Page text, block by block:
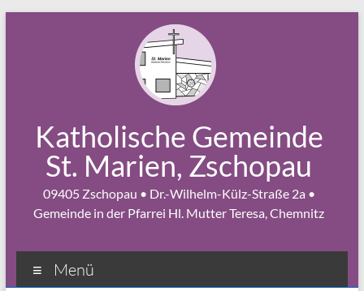
Katholische Gemeinde
St. Marien, Zschopau
09405 Zschopau • Dr.-Wilhelm-Külz-Straße 2a •
Gemeinde in der Pfarrei Hl. Mutter Teresa, Chemnitz
Menü